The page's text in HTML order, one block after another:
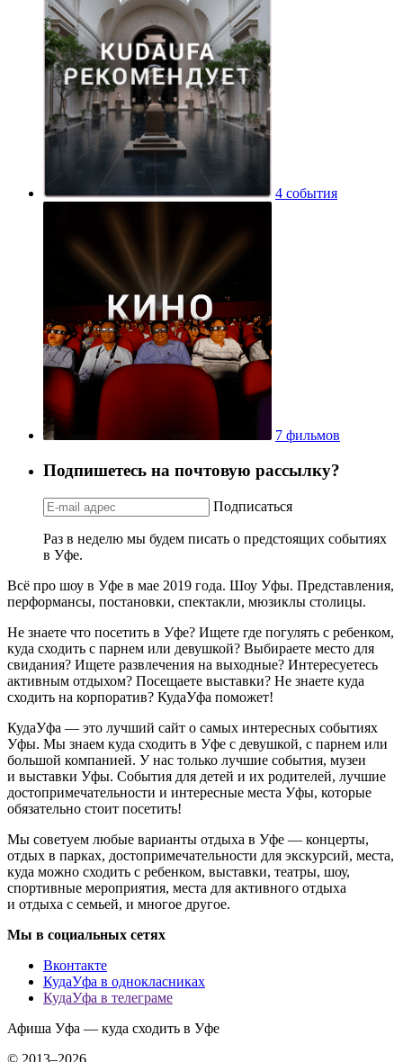
4 события
7 фильмов
Подпишетесь на почтовую рассылку?
Подписаться
Раз в неделю мы будем писать о предстоящих событиях
в Уфе.
Всё про шоу в Уфе в мае 2019 года. Шоу Уфы. Представления,
перформансы, постановки, спектакли, мюзиклы столицы.
Не знаете что посетить в Уфе? Ищете где погулять с ребенком,
куда сходить с парнем или девушкой? Выбираете место для
свидания? Ищете развлечения на выходные? Интересуетесь
активным отдыхом? Посещаете выставки? Не знаете куда
сходить на корпоратив? КудаУфа поможет!
КудаУфа — это лучший сайт о самых интересных событиях
Уфы. Мы знаем куда сходить в Уфе с девушкой, с парнем или
большой компанией. У нас только лучшие события, музеи
и выставки Уфы. События для детей и их родителей, лучшие
достопримечательности и интересные места Уфы, которые
обязательно стоит посетить!
Мы советуем любые варианты отдыха в Уфе — концерты,
отдых в парках, достопримечательности для экскурсий, места,
куда можно сходить с ребенком, выставки, театры, шоу,
спортивные мероприятия, места для активного отдыха
и отдыха с семьей, и многое другое.
Мы в социальных сетях
Вконтакте
КудаУфа в однокласниках
КудаУфа в телеграме
Афиша Уфа — куда сходить в Уфе
© 2013–2026